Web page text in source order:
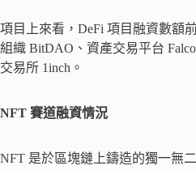
項目上來看，DeFi 項目融資數額
組織 BitDAO、資產交易平台
交易所 1inch。
NFT 賽道融資情況
NFT 是於區塊鏈上鑄造的獨一無